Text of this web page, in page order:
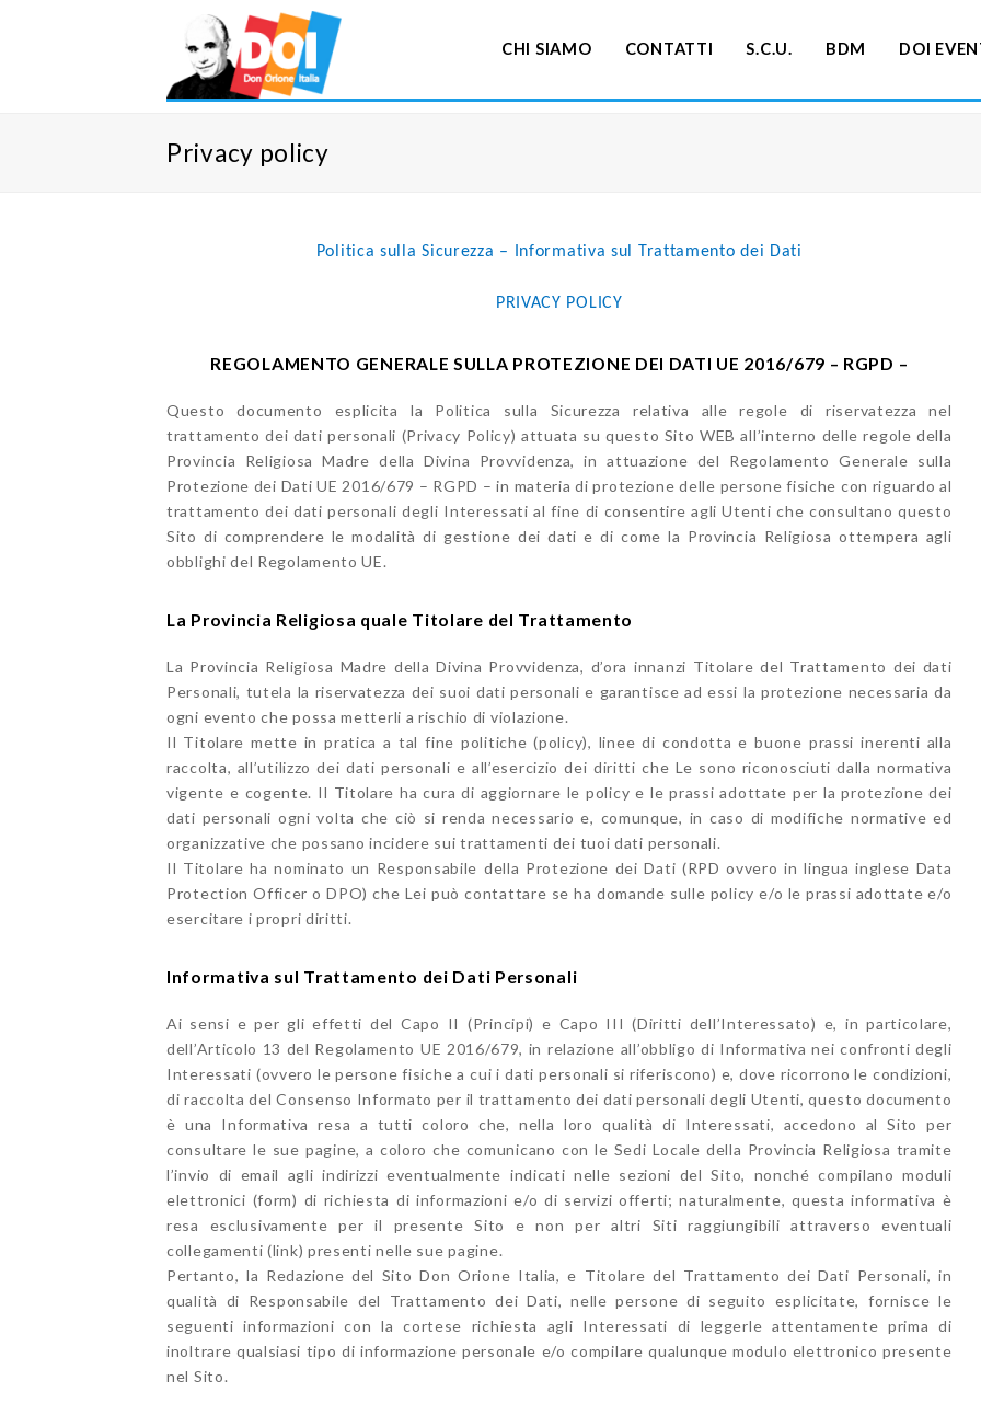
CHI SIAMO CONTATTI S.C.U. BDM DOI
Privacy policy
Politica sulla Sicurezza – Informativa sul Trattamento dei Dati
PRIVACY POLICY
REGOLAMENTO GENERALE SULLA PROTEZIONE DEI DATI UE 2016/679 – RGPD –
Questo documento esplicita la Politica sulla Sicurezza relativa alle regole di riservatezza nel
trattamento dei dati personali (Privacy Policy) attuata su questo Sito WEB all’interno delle regole della
Provincia Religiosa Madre della Divina Provvidenza, in attuazione del Regolamento Generale sulla
Protezione dei Dati UE 2016/679 – RGPD – in materia di protezione delle persone fisiche con riguardo al
trattamento dei dati personali degli Interessati al fine di consentire agli Utenti che consultano questo
Sito di comprendere le modalità di gestione dei dati e di come la Provincia Religiosa ottempera agli
obblighi del Regolamento UE.
La Provincia Religiosa quale Titolare del Trattamento
La Provincia Religiosa Madre della Divina Provvidenza, d’ora innanzi Titolare del Trattamento dei dati
Personali, tutela la riservatezza dei suoi dati personali e garantisce ad essi la protezione necessaria da
ogni evento che possa metterli a rischio di violazione.
Il Titolare mette in pratica a tal fine politiche (policy), linee di condotta e buone prassi inerenti alla
raccolta, all’utilizzo dei dati personali e all’esercizio dei diritti che Le sono riconosciuti dalla normativa
vigente e cogente. Il Titolare ha cura di aggiornare le policy e le prassi adottate per la protezione dei
dati personali ogni volta che ciò si renda necessario e, comunque, in caso di modifiche normative ed
organizzative che possano incidere sui trattamenti dei tuoi dati personali.
Il Titolare ha nominato un Responsabile della Protezione dei Dati (RPD ovvero in lingua inglese Data
Protection Officer o DPO) che Lei può contattare se ha domande sulle policy e/o le prassi adottate e/o
esercitare i propri diritti.
Informativa sul Trattamento dei Dati Personali
Ai sensi e per gli effetti del Capo II (Principi) e Capo III (Diritti dell’Interessato) e, in particolare,
dell’Articolo 13 del Regolamento UE 2016/679, in relazione all’obbligo di Informativa nei confronti degli
Interessati (ovvero le persone fisiche a cui i dati personali si riferiscono) e, dove ricorrono le condizioni,
di raccolta del Consenso Informato per il trattamento dei dati personali degli Utenti, questo documento
è una Informativa resa a tutti coloro che, nella loro qualità di Interessati, accedono al Sito per
consultare le sue pagine, a coloro che comunicano con le Sedi Locale della Provincia Religiosa tramite
l’invio di email agli indirizzi eventualmente indicati nelle sezioni del Sito, nonché compilano moduli
elettronici (form) di richiesta di informazioni e/o di servizi offerti; naturalmente, questa informativa è
resa esclusivamente per il presente Sito e non per altri Siti raggiungibili attraverso eventuali
collegamenti (link) presenti nelle sue pagine.
Pertanto, la Redazione del Sito Don Orione Italia, e Titolare del Trattamento dei Dati Personali, in
qualità di Responsabile del Trattamento dei Dati, nelle persone di seguito esplicitate, fornisce le
seguenti informazioni con la cortese richiesta agli Interessati di leggerle attentamente prima di
inoltrare qualsiasi tipo di informazione personale e/o compilare qualunque modulo elettronico presente
nel Sito.